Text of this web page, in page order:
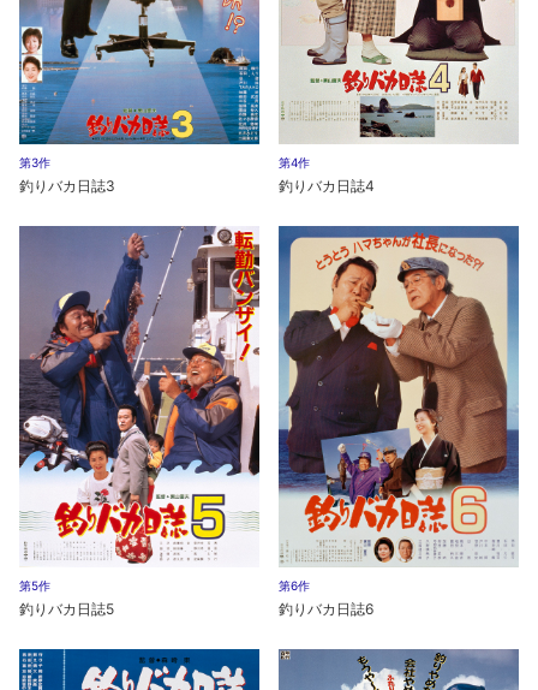
第3作
釣りバカ日誌3
第4作
釣りバカ日誌4
第5作
釣りバカ日誌5
第6作
釣りバカ日誌6